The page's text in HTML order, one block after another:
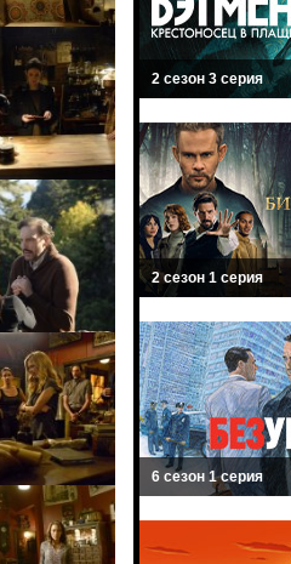
2 сезон 3 серия
2 сезон 1 серия
6 сезон 1 серия